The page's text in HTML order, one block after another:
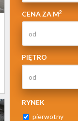
CENA ZA M2
PIĘTRO
RYNEK
pierwotny